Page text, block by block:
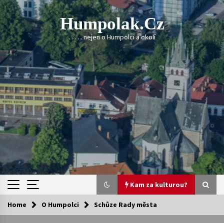
Skip
to
content
Humpolak.cz
. . . . . nejen o Humpolci a okolí
Kam za kulturou?
Kam za kulturou?
Home O Humpolci Schůze Rady města